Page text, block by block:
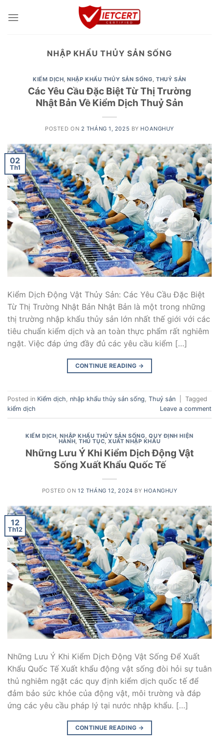
NHẬP KHẨU THỦY SẢN SỐNG
KIỂM DỊCH,NHẬP KHẨU THỦY SẢN SỐNG,THUỶ SẢN
Các Yêu Cầu Đặc Biệt Từ Thị Trường
Nhật Bản Về Kiểm Dịch Thuỷ Sản
POSTED ON 2 THÁNG 1, 2025 BY HOANGHUY
02
Th1
Kiểm Dịch Động Vật Thủy Sản: Các Yêu Cầu Đặc Biệt
Từ Thị Trường Nhật Bản Nhật Bản là một trong những
thị trường nhập khẩu thủy sản lớn nhất thế giới với các
tiêu chuẩn kiểm dịch và an toàn thực phẩm rất nghiêm
ngặt. Việc đáp ứng đầy đủ các yêu cầu kiểm […]
CONTINUE READING →
Posted in Kiểm dịch, nhập khẩu thủy sản sống, Thuỷ sản
Tagged
kiểm dịch
Leave a comment
KIỂM DỊCH,NHẬP KHẨU THỦY SẢN SỐNG,QUY ĐỊNH HIỆN
HÀNH,THỦ TỤC,XUẤT NHẬP KHẨU
Những Lưu Ý Khi Kiểm Dịch Động Vật
Sống Xuất Khẩu Quốc Tế
POSTED ON12 THÁNG 12, 2024 BY HOANGHUY
12
Th12
Những Lưu Ý Khi Kiểm Dịch Động Vật Sống Để Xuất
Khẩu Quốc Tế Xuất khẩu động vật sống đòi hỏi sự tuân
thủ nghiêm ngặt các quy định kiểm dịch quốc tế để
đảm bảo sức khỏe của động vật, môi trường và đáp
ứng các yêu cầu pháp lý tại nước nhập khẩu. […]
CONTINUE READING →